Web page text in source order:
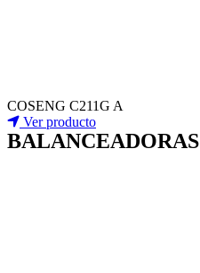
COSENG C211G A
Ver producto
BALANCEADORAS